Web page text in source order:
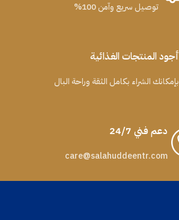
توصيل سريع وآمن 100%
أجود المنتجات الغذائية
بإمكانك الشراء بكامل الثقة وراحة البال
دعم فني 24/7
care@salahuddeentr.com